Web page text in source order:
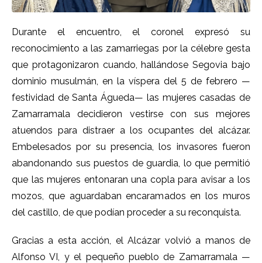
Durante el encuentro, el coronel expresó su
reconocimiento a las zamarriegas por la célebre gesta
que protagonizaron cuando, hallándose Segovia bajo
dominio musulmán, en la víspera del 5 de febrero —
festividad de Santa Águeda— las mujeres casadas de
Zamarramala decidieron vestirse con sus mejores
atuendos para distraer a los ocupantes del alcázar.
Embelesados por su presencia, los invasores fueron
abandonando sus puestos de guardia, lo que permitió
que las mujeres entonaran una copla para avisar a los
mozos, que aguardaban encaramados en los muros
del castillo, de que podían proceder a su reconquista.
Gracias a esta acción, el Alcázar volvió a manos de
Alfonso VI, y el pequeño pueblo de Zamarramala —